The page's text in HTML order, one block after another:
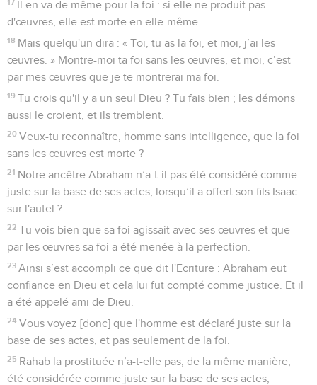
17 Il en va de même pour la foi : si elle ne produit pas
d'œuvres, elle est morte en elle-même.
18 Mais quelqu'un dira : « Toi, tu as la foi, et moi, j’ai les
œuvres. » Montre-moi ta foi sans les œuvres, et moi, c’est
par mes œuvres que je te montrerai ma foi.
19 Tu crois qu'il y a un seul Dieu ? Tu fais bien ; les démons
aussi le croient, et ils tremblent.
20 Veux-tu reconnaître, homme sans intelligence, que la foi
sans les œuvres est morte ?
21 Notre ancêtre Abraham n’a-t-il pas été considéré comme
juste sur la base de ses actes, lorsqu’il a offert son fils Isaac
sur l'autel ?
22 Tu vois bien que sa foi agissait avec ses œuvres et que
par les œuvres sa foi a été menée à la perfection.
23 Ainsi s’est accompli ce que dit l'Ecriture : Abraham eut
confiance en Dieu et cela lui fut compté comme justice. Et il
a été appelé ami de Dieu.
24 Vous voyez [donc] que l'homme est déclaré juste sur la
base de ses actes, et pas seulement de la foi.
25 Rahab la prostituée n’a-t-elle pas, de la même manière,
été considérée comme juste sur la base de ses actes,